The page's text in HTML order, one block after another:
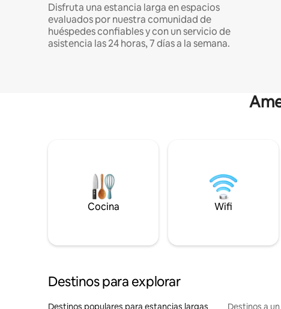
Disfruta una estancia larga en espacios
evaluados por nuestra comunidad de
huéspedes confiables y con un servicio de
asistencia las 24 horas, 7 días a la semana.
Cocina Wifi
Destinos para explorar
Destinos populares para estancias largas Destinos a